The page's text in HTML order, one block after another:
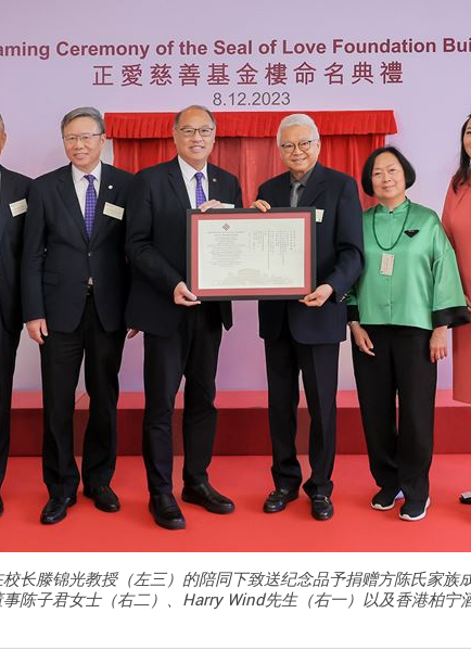
长滕锦光教授（左三）的陪同下致送纪念品予捐赠方陈氏家族
陈子君女士（右二）、Harry Wind先生（右一）以及香港柏宁